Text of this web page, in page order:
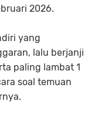
2026.
yang
lalu berjanji
paling lambat 1
soal temuan